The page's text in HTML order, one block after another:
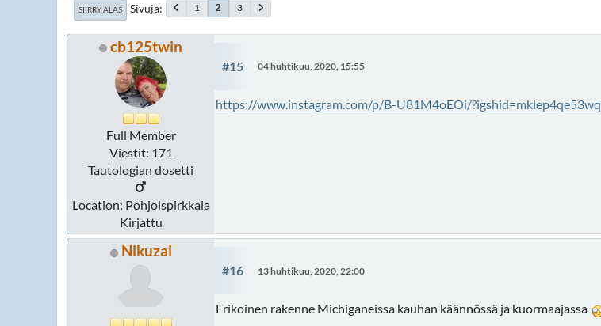
SIIRRY ALAS Sivuja 1 2 3
cb125twin
Full Member
Viestit: 171
Tautologian dosetti
Location: Pohjoispirkkala
Kirjattu
#15 04 huhtikuu, 2020, 15:55
https://www.instagram.com/p/B-U81M4oEOi/?igshid=mklep4qe53wq
Nikuzai
#16 13 huhtikuu, 2020, 22:00
Erikoinen rakenne Michiganeissa kauhan käännössä ja kuormaajassa